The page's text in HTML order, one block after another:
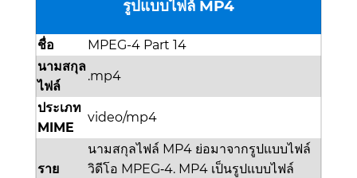
รูปแบบไฟล์ MP4
ชื่อ
MPEG-4 Part 14
นามสกุล
ไฟล์
.mp4
ประเภท
MIME
video/mp4
ราย
นามสกุลไฟล์ MP4 ย่อมาจากรูปแบบไฟล์
วิดีโอ MPEG‑4. MP4 เป็นรูปแบบไฟล์